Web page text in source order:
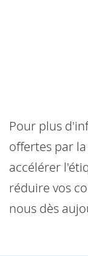
Pour plus
offertes par
accélérer
réduire vos
nous dès